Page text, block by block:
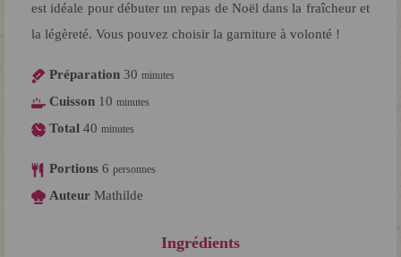
est idéale pour débuter un repas de Noël dans la fraîcheur et
la légèreté. Vous pouvez choisir la garniture à volonté !
Préparation 30 minutes
Cuisson 10 minutes
Total 40 minutes
Portions 6 personnes
Auteur Mathilde
Ingrédients